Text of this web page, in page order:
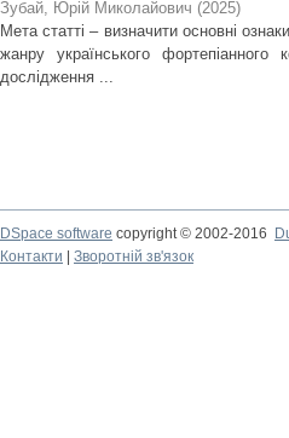
Зубай, Юрій Миколайович (2025)
Мета статті – визначити основні
жанру українського фортепіанного
дослідження ...
DSpace software copyright © 2002-2016
Контакти
Зворотній зв'язок